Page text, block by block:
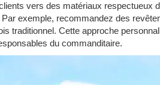
vers des matériaux respectueux
exemple, recommandez des
traditionnel. Cette approche
du commanditaire.